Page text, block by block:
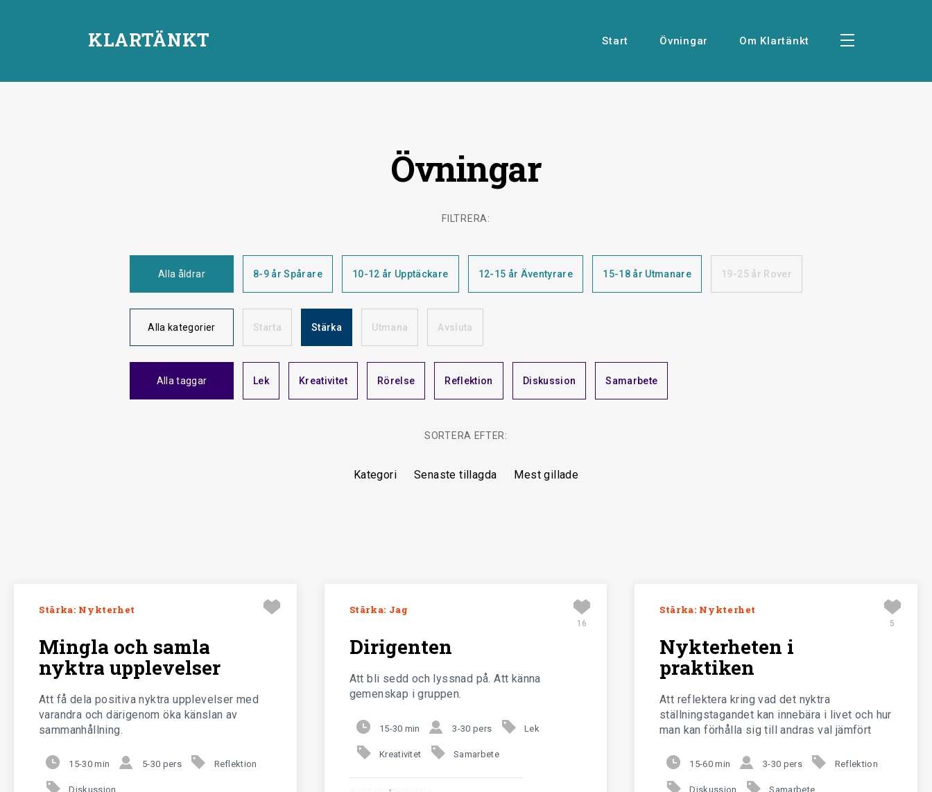
KLARTÄNKT Start Övningar Om Klartänkt
Start
Övningar
Starta
Om Klartänkt
Klartänkt är ett projekt från
Nykterhetsrörelsens Scoutförbund
Övningar
FILTRERA:
Alla åldrar 8-9 år Spårare 10-12 år Upptäckare 12-15 år Äventyrare 15-18 år Utmanare 19-25 år Rover
Alla kategorier Starta Stärka Utmana Avsluta
Alla taggar Lek Kreativitet Rörelse Reflektion Diskussion Samarbete
SORTERA EFTER:
Kategori Senaste tillagda Mest gillade
Stärka: Nykterhet
Mingla och samla
nyktra upplevelser
Att få dela positiva nyktra upplevelser med
varandra och därigenom öka känslan av
sammanhållning.
15-30 min 5-30 pers Reflektion
Diskussion
Stärka: Jag
16
Dirigenten
Att bli sedd och lyssnad på. Att känna
gemenskap i gruppen.
15-30 min 3-30 pers Lek
Kreativitet Samarbete
Stärka: Nykterhet
5
Nykterheten i
praktiken
Att reflektera kring vad det nyktra
ställningstagandet kan innebära i livet och hur
man kan förhålla sig till andras val jämfört
15-60 min 3-30 pers Reflektion
Diskussion Samarbete